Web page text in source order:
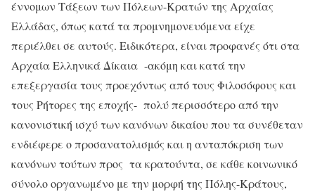
έννομων Τάξεων των Πόλεων-Κρατών της Αρχαίας
Ελλάδας, όπως κατά τα προμνημονευόμενα είχε
περιέλθει σε αυτούς. Ειδικότερα, είναι προφανές ότι στα
Αρχαία Ελληνικά Δίκαια -ακόμη και κατά την
επεξεργασία τους προεχόντως από τους Φιλοσόφους και
τους Ρήτορες της εποχής- πολύ περισσότερο από την
κανονιστική ισχύ των κανόνων δικαίου που τα συνέθεταν
ενδιέφερε ο προσανατολισμός και η ανταπόκριση των
κανόνων τούτων προς τα κρατούντα, σε κάθε κοινωνικό
σύνολο οργανωμένο με την μορφή της Πόλης-Κράτους,